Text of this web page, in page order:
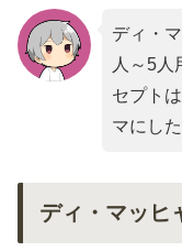
ディ・
人～5人
セプトは
マにし
ディ・マッヒ